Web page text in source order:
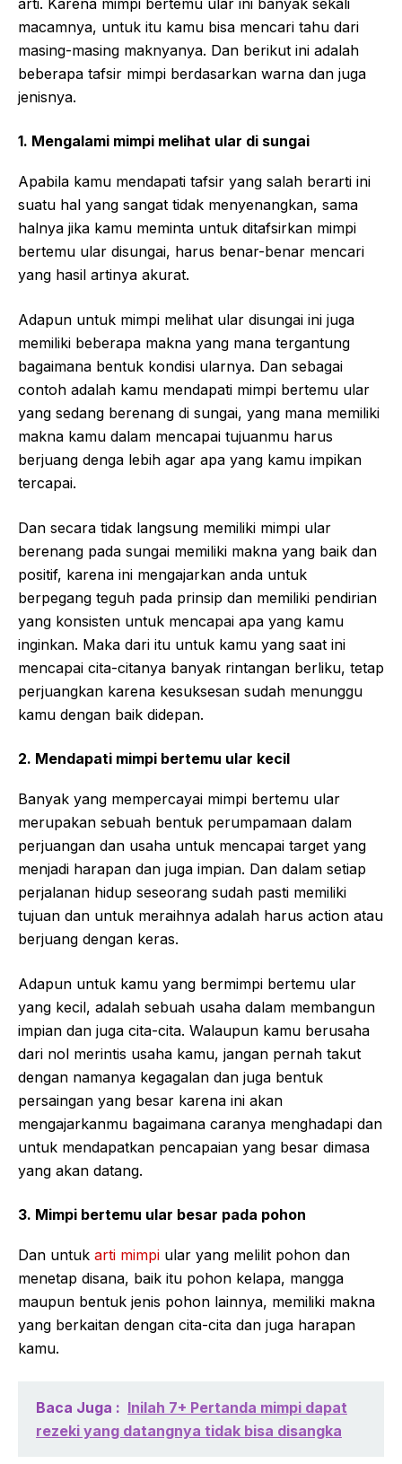
arti. Karena mimpi bertemu ular ini banyak sekali
macamnya, untuk itu kamu bisa mencari tahu dari
masing-masing maknyanya. Dan berikut ini adalah
beberapa tafsir mimpi berdasarkan warna dan juga
jenisnya.
1. Mengalami mimpi melihat ular di sungai
Apabila kamu mendapati tafsir yang salah berarti ini
suatu hal yang sangat tidak menyenangkan, sama
halnya jika kamu meminta untuk ditafsirkan mimpi
bertemu ular disungai, harus benar-benar mencari
yang hasil artinya akurat.
Adapun untuk mimpi melihat ular disungai ini juga
memiliki beberapa makna yang mana tergantung
bagaimana bentuk kondisi ularnya. Dan sebagai
contoh adalah kamu mendapati mimpi bertemu ular
yang sedang berenang di sungai, yang mana memiliki
makna kamu dalam mencapai tujuanmu harus
berjuang denga lebih agar apa yang kamu impikan
tercapai.
Dan secara tidak langsung memiliki mimpi ular
berenang pada sungai memiliki makna yang baik dan
positif, karena ini mengajarkan anda untuk
berpegang teguh pada prinsip dan memiliki pendirian
yang konsisten untuk mencapai apa yang kamu
inginkan. Maka dari itu untuk kamu yang saat ini
mencapai cita-citanya banyak rintangan berliku, tetap
perjuangkan karena kesuksesan sudah menunggu
kamu dengan baik didepan.
2. Mendapati mimpi bertemu ular kecil
Banyak yang mempercayai mimpi bertemu ular
merupakan sebuah bentuk perumpamaan dalam
perjuangan dan usaha untuk mencapai target yang
menjadi harapan dan juga impian. Dan dalam setiap
perjalanan hidup seseorang sudah pasti memiliki
tujuan dan untuk meraihnya adalah harus action atau
berjuang dengan keras.
Adapun untuk kamu yang bermimpi bertemu ular
yang kecil, adalah sebuah usaha dalam membangun
impian dan juga cita-cita. Walaupun kamu berusaha
dari nol merintis usaha kamu, jangan pernah takut
dengan namanya kegagalan dan juga bentuk
persaingan yang besar karena ini akan
mengajarkanmu bagaimana caranya menghadapi dan
untuk mendapatkan pencapaian yang besar dimasa
yang akan datang.
3. Mimpi bertemu ular besar pada pohon
Dan untuk arti mimpi ular yang melilit pohon dan
menetap disana, baik itu pohon kelapa, mangga
maupun bentuk jenis pohon lainnya, memiliki makna
yang berkaitan dengan cita-cita dan juga harapan
kamu.
Baca Juga : Inilah 7+ Pertanda mimpi dapat
rezeki yang datangnya tidak bisa disangka